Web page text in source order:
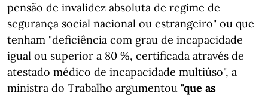
pensão de invalidez absoluta de regime de
segurança social nacional ou estrangeiro" ou que
tenham "deficiência com grau de incapacidade
igual ou superior a 80 %, certificada através de
atestado médico de incapacidade multiúso", a
ministra do Trabalho argumentou "que as